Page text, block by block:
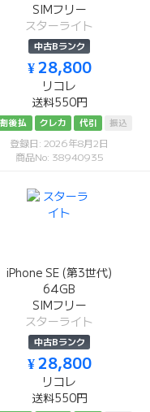
SIMフリー
スターライト
中古Bランク
¥ 28,800
リコレ
送料550円
後払 クレカ 代引 振込
登録日: 2026年8月2日
商品No: 38940935
iPhone SE (第3世代)
64GB
SIMフリー
スターライト
中古Bランク
¥ 28,800
リコレ
送料550円